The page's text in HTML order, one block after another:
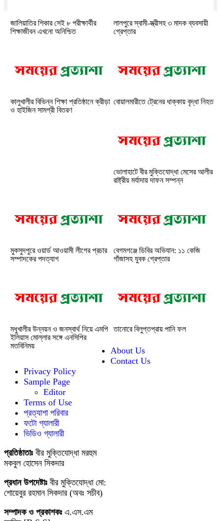
জালিয়াতির শিকার সেই ৮ পরীক্ষার্থীর
শিক্ষাজীবন এখনো অনিশ্চিত
লালপুরে স্বামী-স্ত্রীসহ ৩ মাদক ব্যবসায়ী
গ্রেপ্তার
কালুখালীর বিভিন্ন শিক্ষা প্রতিষ্ঠানে ক্রীড়া
ও হাইজিন সামগ্রী বিতরণ
বোয়ালমারীতে ট্রেনের ধাক্কায় বৃদ্ধা নিহত
ভোলাহাটে বীর মুক্তিযোদ্ধা মেসের আলীর
রাষ্ট্রীয় মর্যাদায় দাফন সম্পন্ন
মুকসুদপুরে ওয়ার্ড আওয়ামী লীগের প্রচার
সম্পাদকের পদত্যাগ
বেগমগঞ্জে ডিবির অভিযান: ১১ কেজি
গাঁজাসহ যুবক গ্রেপ্তার
মধুখালীর উন্নয়ন ও জনস্বার্থ নিয়ে এমপি
ইলিয়াস মোল্লার সঙ্গে এনসিপির
মতবিনিময়
তানোরে বিলুপ্তপ্রায় পানি ফল
About Us
Contact Us
Privacy Policy
Sample Page
Editor
Terms of Use
প্রত্যাশা পরিবার
ফটো গ্যালারী
ভিডিও গ্যালারী
প্রতিষ্ঠাতাঃ বীর মুক্তিযোদ্ধা মরহুম
মকবুল হোসেন সিকদার
প্রধান উপদেষ্টাঃ বীর মুক্তিযোদ্ধা মো:
শোয়েবুর রহমান সিকদার (অবঃ সচীব)
সম্পাদক ও প্রকাশকঃ এ.এস.এম